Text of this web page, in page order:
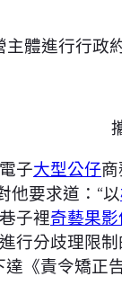
體進行行政
子大型公仔
他要求道：“以
子裡奇藝果
行分歧理限
《責令矯正